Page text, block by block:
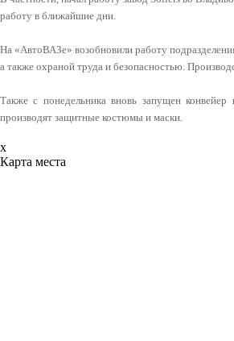
работу в ближайшие дни.
На «АвтоВАЗе» возобновили работу
а также охраной труда и безопасностью.
Также с понедельника вновь запущен
производят защитные костюмы и маски.
x
Карта места